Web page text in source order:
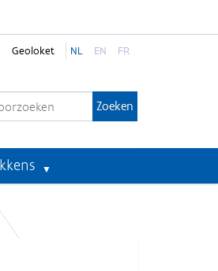
Geoloket NL EN FR